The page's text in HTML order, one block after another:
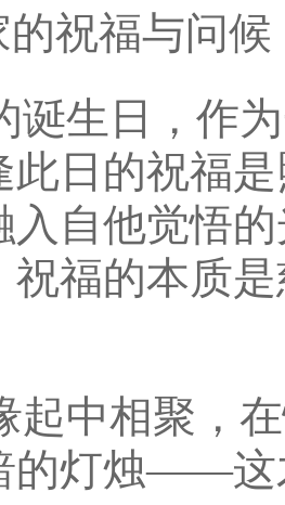
的祝福与问候
诞生日，作
此日的祝福
入自他觉悟
祝福的本质
起中相聚，
的灯烛——这